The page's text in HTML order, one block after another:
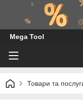
Mega Tool
Товари та